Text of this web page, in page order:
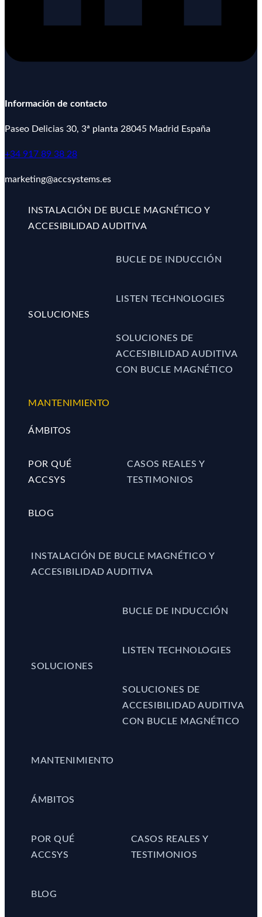
Información de contacto
Paseo Delicias 30, 3ª planta 28045 Madrid España
+34 917 89 38 28
marketing@accsystems.es
INSTALACIÓN DE BUCLE MAGNÉTICO Y
ACCESIBILIDAD AUDITIVA
SOLUCIONES
BUCLE DE INDUCCIÓN
LISTEN TECHNOLOGIES
SOLUCIONES DE
ACCESIBILIDAD AUDITIVA
CON BUCLE MAGNÉTICO
MANTENIMIENTO
ÁMBITOS
POR QUÉ
ACCSYS
CASOS REALES Y
TESTIMONIOS
BLOG
INSTALACIÓN DE BUCLE MAGNÉTICO Y
ACCESIBILIDAD AUDITIVA
SOLUCIONES
BUCLE DE INDUCCIÓN
LISTEN TECHNOLOGIES
SOLUCIONES DE
ACCESIBILIDAD AUDITIVA
CON BUCLE MAGNÉTICO
MANTENIMIENTO
ÁMBITOS
POR QUÉ
ACCSYS
CASOS REALES Y
TESTIMONIOS
BLOG